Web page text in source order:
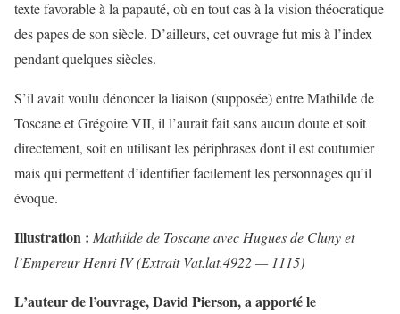
texte favorable à la papauté, où en tout cas à la vision théocratique
des papes de son siècle. D’ailleurs, cet ouvrage fut mis à l’index
pendant quelques siècles.
S’il avait voulu dénoncer la liaison (supposée) entre Mathilde de
Toscane et Grégoire VII, il l’aurait fait sans aucun doute et soit
directement, soit en utilisant les périphrases dont il est coutumier
mais qui permettent d’identifier facilement les personnages qu’il
évoque.
Illustration : Mathilde de Toscane avec Hugues de Cluny et
l’Empereur Henri IV (Extrait Vat.lat.4922 — 1115)
L’auteur de l’ouvrage, David Pierson, a apporté le